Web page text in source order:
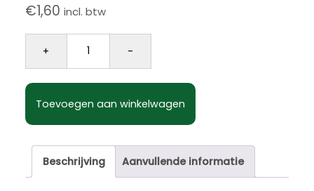
€1,60 incl. btw
+
Sereh gemalen zakje 40 gram aantal
-
Toevoegen aan winkelwagen
Beschrijving Aanvullende informatie